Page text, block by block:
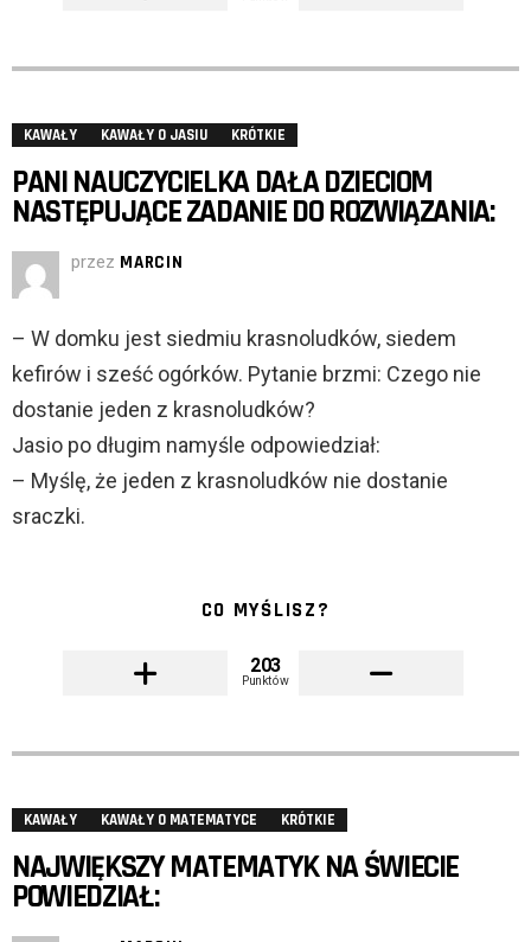
KAWAŁY KAWAŁY O JASIU KRÓTKIE
PANI NAUCZYCIELKA DAŁA DZIECIOM
NASTĘPUJĄCE ZADANIE DO ROZWIĄZANIA:
przez MARCIN
– W domku jest siedmiu krasnoludków, siedem
kefirów i sześć ogórków. Pytanie brzmi: Czego nie
dostanie jeden z krasnoludków?
Jasio po długim namyśle odpowiedział:
– Myślę, że jeden z krasnoludków nie dostanie
sraczki.
CO MYŚLISZ?
203
Punktów
KAWAŁY KAWAŁY O MATEMATYCE KRÓTKIE
NAJWIĘKSZY MATEMATYK NA ŚWIECIE
POWIEDZIAŁ: